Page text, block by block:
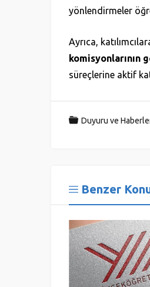
yönlendirmeler
Ayrıca,
süreçlerine aktif
Duyuru ve
Benzer